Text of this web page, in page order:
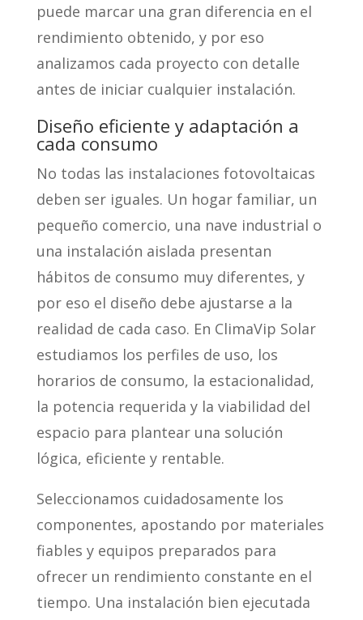
puede marcar una gran diferencia en el
rendimiento obtenido, y por eso
analizamos cada proyecto con detalle
antes de iniciar cualquier instalación.
Diseño eficiente y adaptación a
cada consumo
No todas las instalaciones fotovoltaicas
deben ser iguales. Un hogar familiar, un
pequeño comercio, una nave industrial o
una instalación aislada presentan
hábitos de consumo muy diferentes, y
por eso el diseño debe ajustarse a la
realidad de cada caso. En ClimaVip Solar
estudiamos los perfiles de uso, los
horarios de consumo, la estacionalidad,
la potencia requerida y la viabilidad del
espacio para plantear una solución
lógica, eficiente y rentable.
Seleccionamos cuidadosamente los
componentes, apostando por materiales
fiables y equipos preparados para
ofrecer un rendimiento constante en el
tiempo. Una instalación bien ejecutada